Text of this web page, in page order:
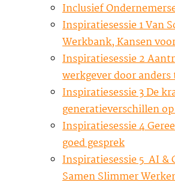
Inclusief
Inspiratiesessie 1 Van
Werkbank, Kansen
Inspiratiesessie 2
werkgever door
Inspiratiesessie 3 De
generatieverschillen
Inspiratiesessie 4
goed gesprek
Inspiratiesessie 5 AI &
Samen Slimmer